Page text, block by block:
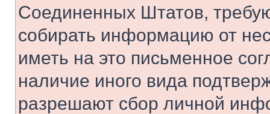
Соединенных Штатов,
собирать информацию от
иметь на это письменное
наличие иного вида
разрешают сбор личной